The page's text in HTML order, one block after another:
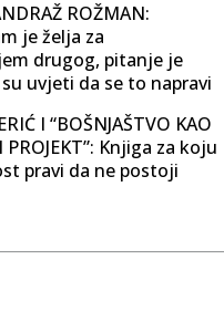
ROŽMAN:
je želja za
drugog, pitanje je
uvjeti da se to napravi
I “BOŠNJAŠTVO KAO
PROJEKT”: Knjiga za koju
pravi da ne postoji